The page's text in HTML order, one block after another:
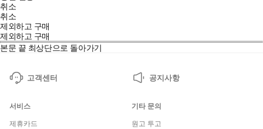
취소
취소
제외하고 구매
제외하고 구매
본문 끝 최상단으로 돌아가기
고객센터 공지사항
서비스
제휴카드
기타 문의
원고 투고